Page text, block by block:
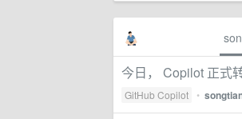
今日， Copilot 正式
GitHub Copilot •